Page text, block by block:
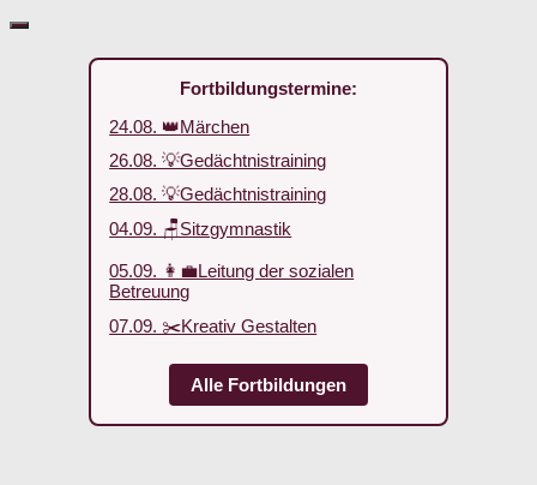
Fortbildungstermine:
24.08. 👑Märchen
26.08. 💡Gedächtnistraining
28.08. 💡Gedächtnistraining
04.09. 🪑Sitzgymnastik
05.09. 👩‍💼Leitung der sozialen
Betreuung
07.09. ✂️Kreativ Gestalten
Alle Fortbildungen